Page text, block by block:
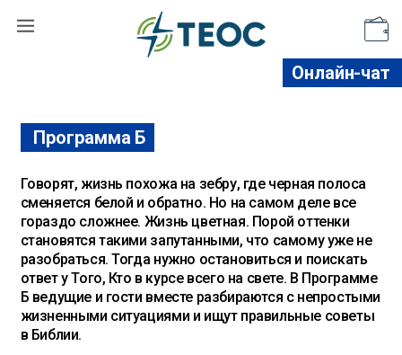
Онлайн-чат
Программа Б
Говорят, жизнь похожа на зебру, где черная полоса
сменяется белой и обратно. Но на самом деле все
гораздо сложнее. Жизнь цветная. Порой оттенки
становятся такими запутанными, что самому уже не
разобраться. Тогда нужно остановиться и поискать
ответ у Того, Кто в курсе всего на свете. В Программе
Б ведущие и гости вместе разбираются с непростыми
жизненными ситуациями и ищут правильные советы
в Библии.